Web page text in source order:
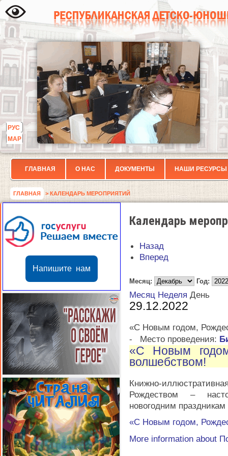
РУС
МАР
ГЛАВНАЯ О НАС ДОКУМЕНТЫ НАШИ РЕСУРСЫ
ГЛАВНАЯ > КАЛЕНДАРЬ МЕРОПРИЯТИЙ
Напишите нам
Календарь
Назад
Вперед
Месяц: Год:
Месяц Неделя День
29.12.2022
«С Новым годом,
-
Место проведения:
«С Новым
волшебством!
Книжно-
Рождеством –
новогодним праздникам
«С Новым годом,
More information about